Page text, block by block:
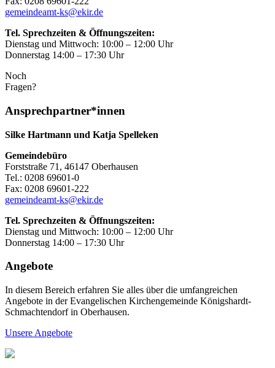
gemeindeamt-ks@ekir.de
Tel. Sprechzeiten & Öffnungszeiten:
Dienstag und Mittwoch: 10:00 – 12:00 Uhr
Donnerstag 14:00 – 17:30 Uhr
Noch
Fragen?
Ansprechpartner*innen
Silke Hartmann und Katja Spelleken
Gemeindebüro
Forststraße 71, 46147 Oberhausen
Tel.: 0208 69601-0
Fax: 0208 69601-222
gemeindeamt-ks@ekir.de
Tel. Sprechzeiten & Öffnungszeiten:
Dienstag und Mittwoch: 10:00 – 12:00 Uhr
Donnerstag 14:00 – 17:30 Uhr
Angebote
In diesem Bereich erfahren Sie alles über die umfangreichen
Angebote in der Evangelischen Kirchengemeinde Königshardt-
Schmachtendorf in Oberhausen.
Unsere Angebote